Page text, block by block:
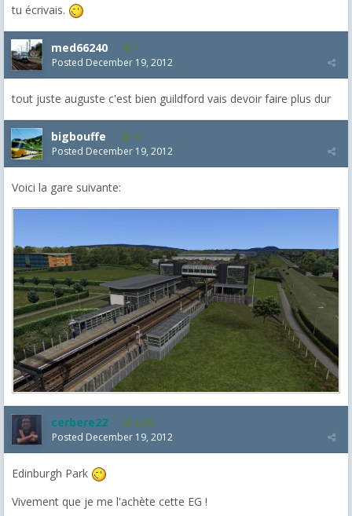
tu écrivais.
med66240 1
Posted December 19, 2012
tout juste auguste c'est bien guildford vais devoir faire plus dur
bigbouffe 16
Posted December 19, 2012
Voici la gare suivante:
cerbere22 4,385
Posted December 19, 2012
Edinburgh Park
Vivement que je me l'achète cette EG !